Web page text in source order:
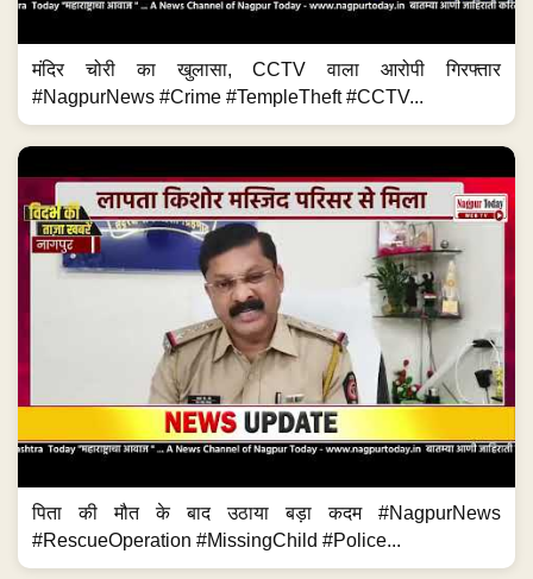
मंदिर चोरी का खुलासा, CCTV वाला आरोपी गिरफ्तार
#NagpurNews #Crime #TempleTheft #CCTV...
पिता की मौत के बाद उठाया बड़ा कदम #NagpurNews
#RescueOperation #MissingChild #Police...